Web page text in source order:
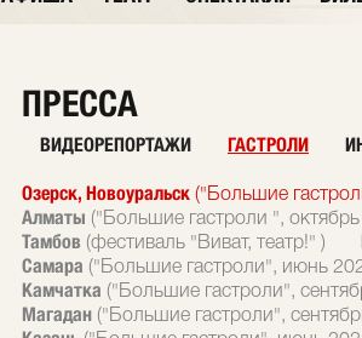
ПРЕССА
ВИДЕОРЕПОРТАЖИ ГАСТРОЛИ
Озерск, Новоуральск ("Большие
Алматы ("Большие гастроли ",
Тамбов (фестиваль "Виват, театр!" )
Самара ("Большие гастроли", июнь
Камчатка ("Большие гастроли",
Магадан ("Большие гастроли",